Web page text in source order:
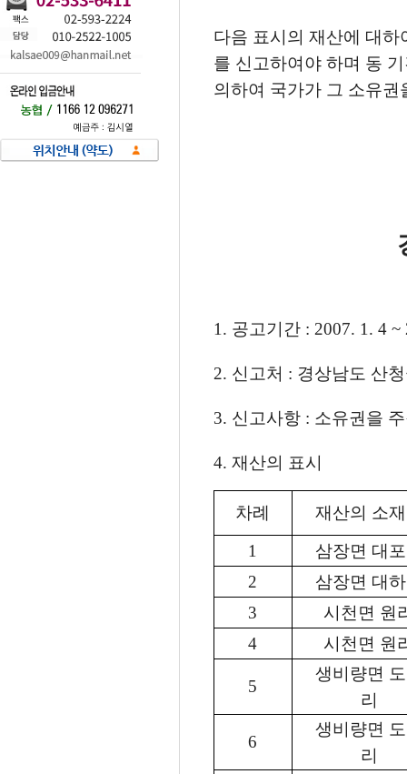
다음 표시의 재산에 대
를 신고하여야 하며 동
의하여 국가가 그 소유
1. 공고기간 : 2007. 1. 4
2. 신고처 : 경상남도 산
3. 신고사항 : 소유권을
4. 재산의 표시
차례
재산의 소
1
삼장면 대
2
삼장면 대
3
시천면 원
4
시천면 원
5
생비량면
리
6
생비량면
리